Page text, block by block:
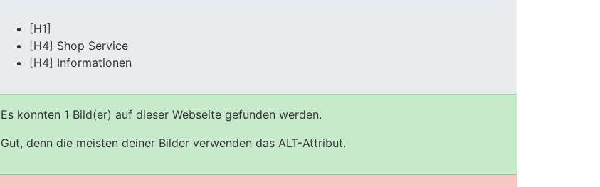
[H1]
[H4] Shop Service
[H4] Informationen
Es konnten 1 Bild(er) auf dieser Webseite gefunden werden.
Gut, denn die meisten deiner Bilder verwenden das ALT-Attribut.